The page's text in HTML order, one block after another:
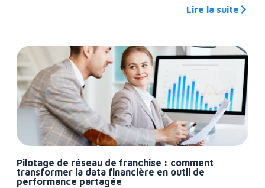
Lire la suite
Pilotage de réseau de franchise : comment
transformer la data financière en outil de
performance partagée